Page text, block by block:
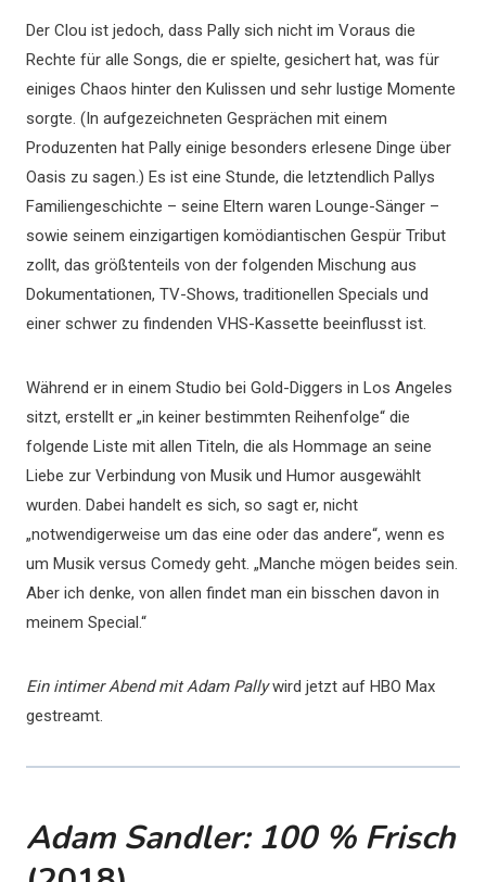
Der Clou ist jedoch, dass Pally sich nicht im Voraus die
Rechte für alle Songs, die er spielte, gesichert hat, was für
einiges Chaos hinter den Kulissen und sehr lustige Momente
sorgte. (In aufgezeichneten Gesprächen mit einem
Produzenten hat Pally einige besonders erlesene Dinge über
Oasis zu sagen.) Es ist eine Stunde, die letztendlich Pallys
Familiengeschichte – seine Eltern waren Lounge-Sänger –
sowie seinem einzigartigen komödiantischen Gespür Tribut
zollt, das größtenteils von der folgenden Mischung aus
Dokumentationen, TV-Shows, traditionellen Specials und
einer schwer zu findenden VHS-Kassette beeinflusst ist.
Während er in einem Studio bei Gold-Diggers in Los Angeles
sitzt, erstellt er „in keiner bestimmten Reihenfolge“ die
folgende Liste mit allen Titeln, die als Hommage an seine
Liebe zur Verbindung von Musik und Humor ausgewählt
wurden. Dabei handelt es sich, so sagt er, nicht
„notwendigerweise um das eine oder das andere“, wenn es
um Musik versus Comedy geht. „Manche mögen beides sein.
Aber ich denke, von allen findet man ein bisschen davon in
meinem Special.“
Ein intimer Abend mit Adam Pallywird jetzt auf HBO Max
gestreamt.
Adam Sandler: 100 % Frisch